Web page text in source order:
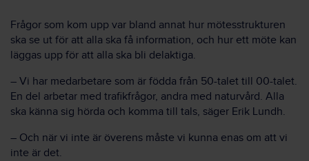
Frågor som kom upp var bland annat hur mötesstrukturen
ska se ut för att alla ska få information, och hur ett möte kan
läggas upp för att alla ska bli delaktiga.
– Vi har medarbetare som är födda från 50-talet till 00-talet.
En del arbetar med trafikfrågor, andra med naturvård. Alla
ska känna sig hörda och komma till tals, säger Erik Lundh.
– Och när vi inte är överens måste vi kunna enas om att vi
inte är det.